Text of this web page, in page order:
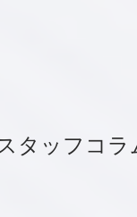
タッフコ